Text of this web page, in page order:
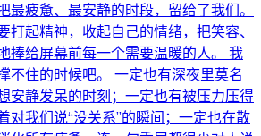
最疲惫、最安静的时段，留给了我们。
打起精神，收起自己的情绪，把笑容、
捧给屏幕前每一个需要温暖的人。 我
不住的时候吧。 一定也有深夜里莫名
安静发呆的时刻；一定也有被压力压得
对我们说“没关系”的瞬间；一定也在散